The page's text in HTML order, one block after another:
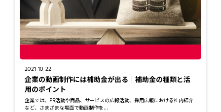
2021-10-22
企業の動画制作には補助金が出る｜補助金の種類と活
用のポイント
企業では、PR活動や商品、サービスの広報活動、採用広報における社内紹介
など、さまざまな場面で動画制作を...